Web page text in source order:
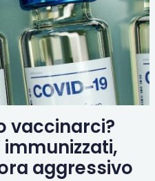
vaccinarci?
immunizzati,
aggressivo